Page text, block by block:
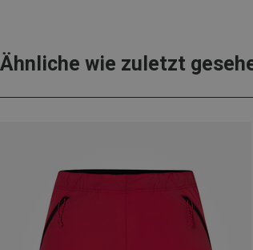
Ähnliche wie zuletzt